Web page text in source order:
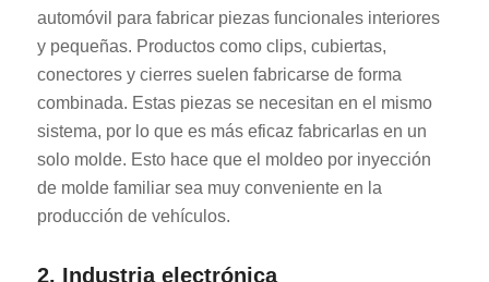
automóvil para fabricar piezas funcionales interiores
y pequeñas. Productos como clips, cubiertas,
conectores y cierres suelen fabricarse de forma
combinada. Estas piezas se necesitan en el mismo
sistema, por lo que es más eficaz fabricarlas en un
solo molde. Esto hace que el moldeo por inyección
de molde familiar sea muy conveniente en la
producción de vehículos.
2. Industria electrónica